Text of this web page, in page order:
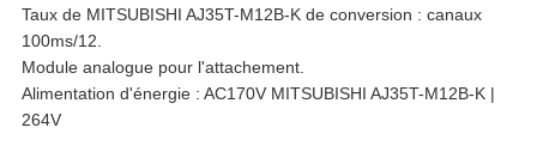
MATIÈRE
DE
PROTECTION
Taux de MITSUBISHI AJ35T-M12B-K de conversion : canaux
100ms/12.
Module analogue pour l'attachement.
Alimentation d'énergie : AC170V MITSUBISHI AJ35T-M12B-K |
264V